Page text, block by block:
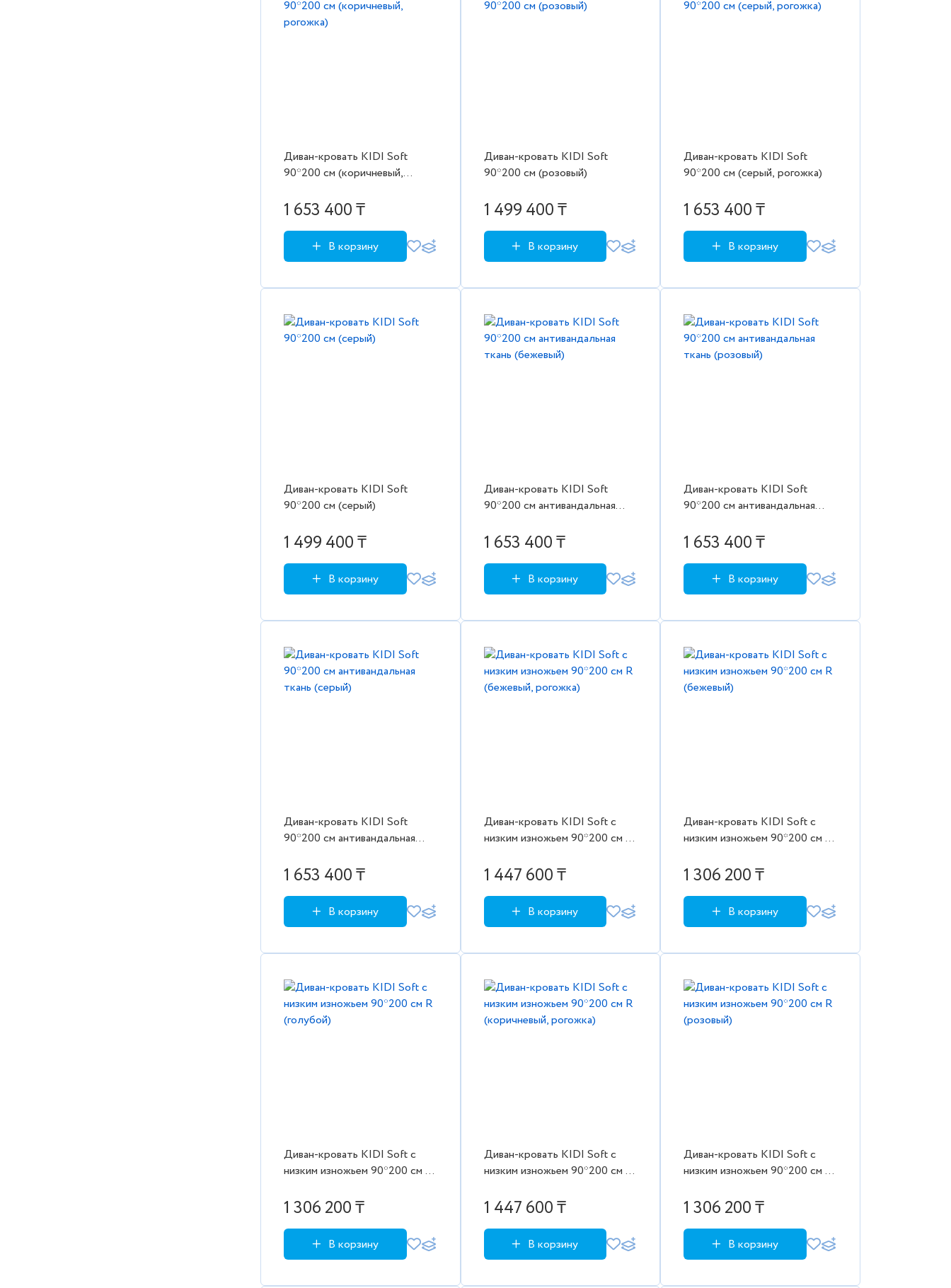
Диван-кровать KIDI Soft
90*200 см (коричневый,
1 653 400 ₸
В корзину
Диван-кровать KIDI Soft
90*200 см (розовый)
1 499 400 ₸
В корзину
Диван-кровать KIDI Soft
90*200 см (серый, рогожка)
1 653 400 ₸
В корзину
Диван-кровать KIDI Soft
90*200 см (серый)
1 499 400 ₸
В корзину
Диван-кровать KIDI Soft
90*200 см антивандальная
1 653 400 ₸
В корзину
Диван-кровать KIDI Soft
90*200 см антивандальная
1 653 400 ₸
В корзину
Диван-кровать KIDI Soft
90*200 см антивандальная
1 653 400 ₸
В корзину
Диван-кровать KIDI Soft с
низким изножьем 90*200 см R
1 447 600 ₸
В корзину
Диван-кровать KIDI Soft с
низким изножьем 90*200 см R
1 306 200 ₸
В корзину
Диван-кровать KIDI Soft с
низким изножьем 90*200 см R
1 306 200 ₸
В корзину
Диван-кровать KIDI Soft с
низким изножьем 90*200 см R
1 447 600 ₸
В корзину
Диван-кровать KIDI Soft с
низким изножьем 90*200 см R
1 306 200 ₸
В корзину